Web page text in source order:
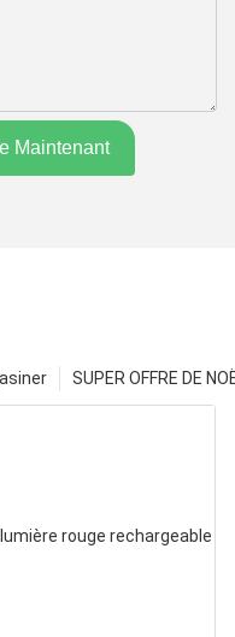
Maintenant
SUPER OFFRE DE